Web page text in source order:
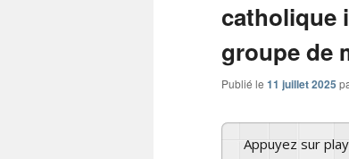
catholique
groupe de
Publié le 11 juillet 2025
Appuyez sur